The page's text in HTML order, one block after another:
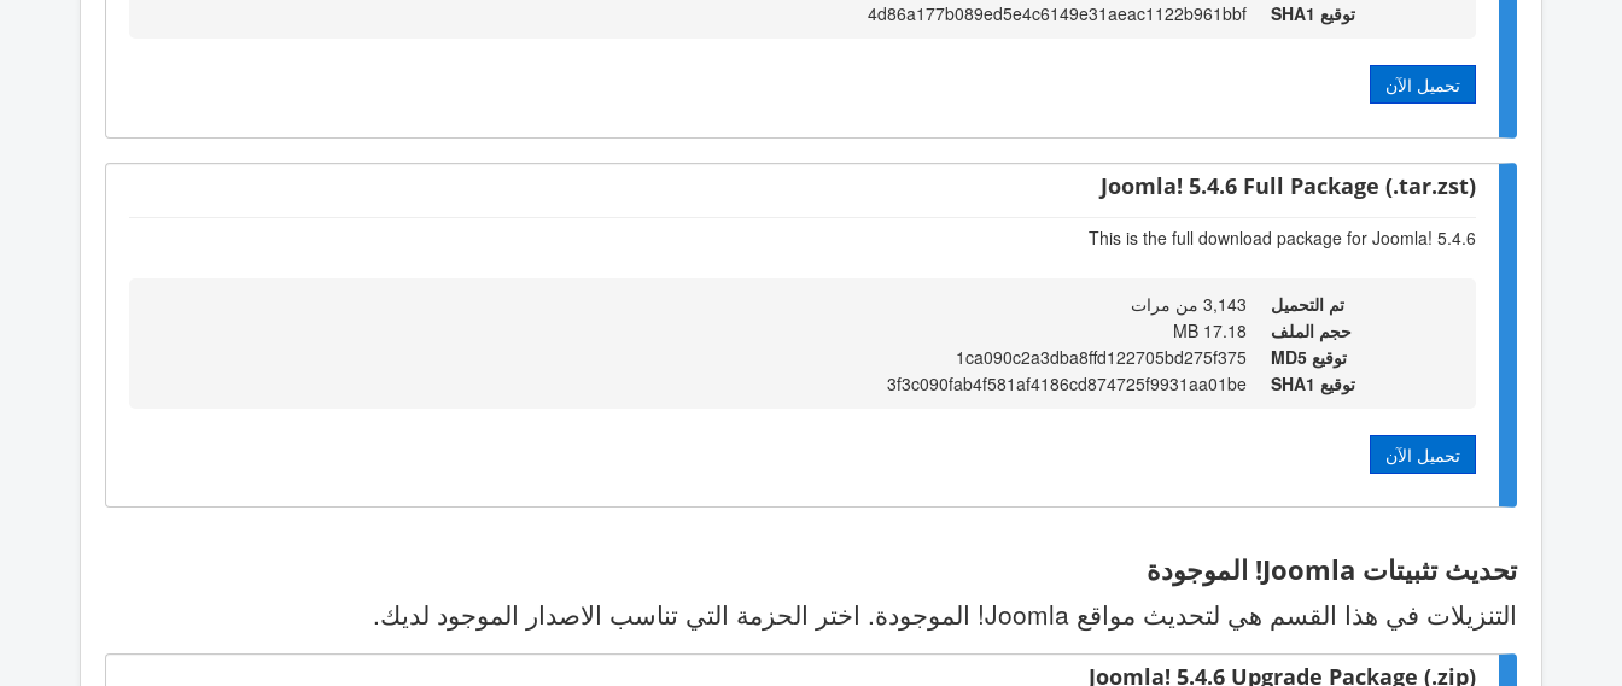
توقيع SHA1
4d86a177b089ed5e4c6149e31aeac1122b961bbf
تحميل الآن
Joomla! 5.4.6 Full Package (.tar.zst)
This is the full download package for Joomla! 5.4.6
تم التحميل
3,143 من مرات
حجم الملف
17.18 MB
توقيع MD5
1ca090c2a3dba8ffd122705bd275f375
توقيع SHA1
3f3c090fab4f581af4186cd874725f9931aa01be
تحميل الآن
تحديث تثبيتات Joomla! الموجودة
التنزيلات في هذا القسم هي لتحديث مواقع Joomla! الموجودة. اختر الحزمة التي تناسب الاصدار الموجود لديك.
Joomla! 5.4.6 Upgrade Package (.zip)